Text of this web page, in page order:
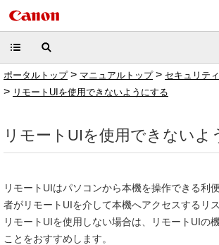
ポータルトップ> マニュアルトップ> セキュリテ
> リモートUIを使用できないようにする
リモートUIを使用できないよ
リモートUIはパソコンから本機を操作できる利
者がリモートUIを介して本機へアクセスするリ
リモートUIを使用しない場合は、リモートUIの
ことをおすすめします。